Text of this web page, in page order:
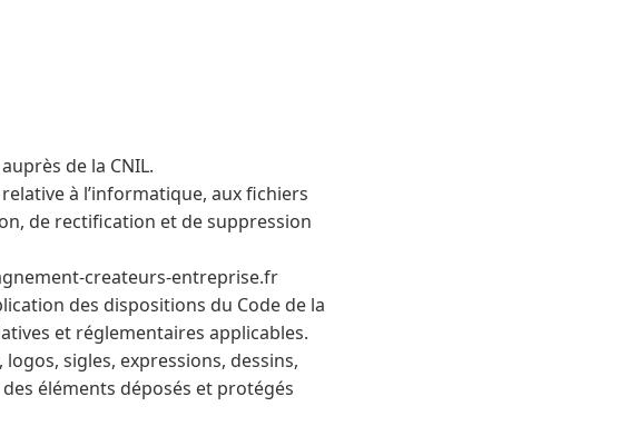
de la CNIL.
à l’informatique, aux fichiers
de rectification et de suppression
createurs-entreprise.fr
des dispositions du Code de la
et réglementaires applicables.
sigles, expressions, dessins,
éléments déposés et protégés